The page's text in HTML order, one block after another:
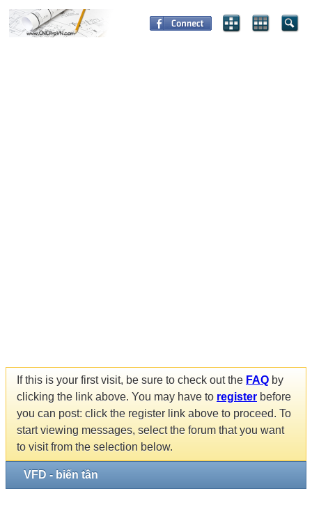
If this is your first visit, be sure to check out the FAQ by
clicking the link above. You may have to register before
you can post: click the register link above to proceed. To
start viewing messages, select the forum that you want
to visit from the selection below.
VFD - biến tần